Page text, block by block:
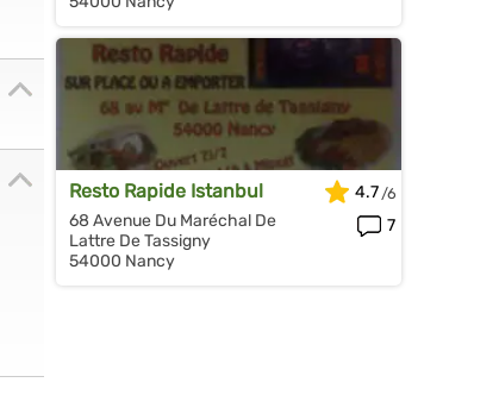
Resto Rapide Istanbul
68 Avenue Du Maréchal De
Lattre De Tassigny
54000 Nancy
4.7
7